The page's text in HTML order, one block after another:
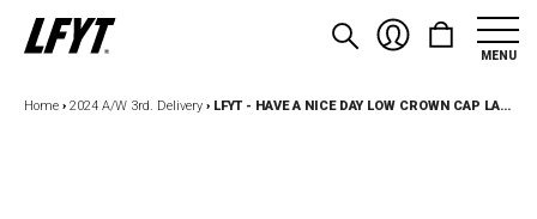
MENU
Home › 2024 A/W 3rd. Delivery › LFYT - HAVE A NICE DAY LOW CROWN CAP LA241410